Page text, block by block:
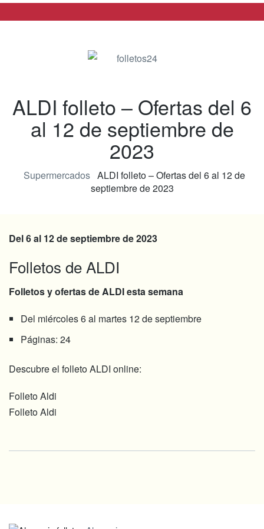
ALDI folleto – Ofertas del 6
al 12 de septiembre de
2023
Supermercados ALDI folleto – Ofertas del 6 al 12 de
septiembre de 2023
Del 6 al 12 de septiembre de 2023
Folletos de ALDI
Folletos y ofertas de ALDI esta semana
Del miércoles 6 al martes 12 de septiembre
Páginas: 24
Descubre el folleto ALDI online:
Folleto Aldi
Folleto Aldi